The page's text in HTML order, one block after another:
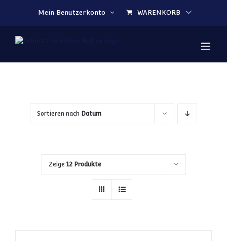
Mein Benutzerkonto
WARENKORB
Sortieren nach Datum
Zeige 12 Produkte